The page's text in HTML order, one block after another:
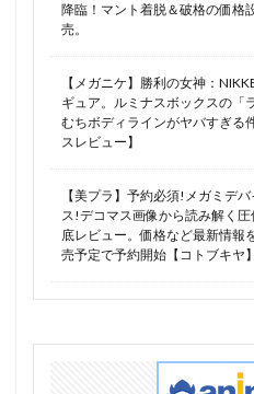
降臨！マント着脱＆破格の価格
売。
【メガニケ】勝利の女神：
ギュア。ルミナスボックスの「
むちボディラインがヤバすぎる
スレビュー】
【美プラ】予約必須!メガミデ
ス!デコマス画像から読み解く
底レビュー。価格など最新情報
売予定で予約開始【コトブキヤ】